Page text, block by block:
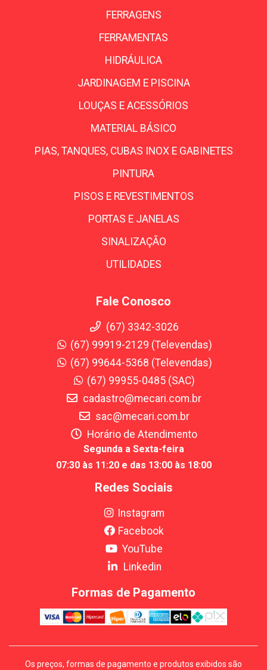
FERRAGENS
FERRAMENTAS
HIDRÁULICA
JARDINAGEM E PISCINA
LOUÇAS E ACESSÓRIOS
MATERIAL BÁSICO
PIAS, TANQUES, CUBAS INOX E GABINETES
PINTURA
PISOS E REVESTIMENTOS
PORTAS E JANELAS
SINALIZAÇÃO
UTILIDADES
Fale Conosco
(67) 3342-3026
(67) 99919-2129 (Televendas)
(67) 99644-5368 (Televendas)
(67) 99955-0485 (SAC)
cadastro@mecari.com.br
sac@mecari.com.br
Horário de Atendimento
Segunda a Sexta-feira
07:30 às 11:20 e das 13:00 às 18:00
Redes Sociais
Instagram
Facebook
YouTube
Linkedin
Formas de Pagamento
Os preços, formas de pagamento e produtos exibidos são